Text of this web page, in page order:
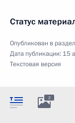
Статус
Опубликован в
Дата публикации: 15
Текстовая версия
2